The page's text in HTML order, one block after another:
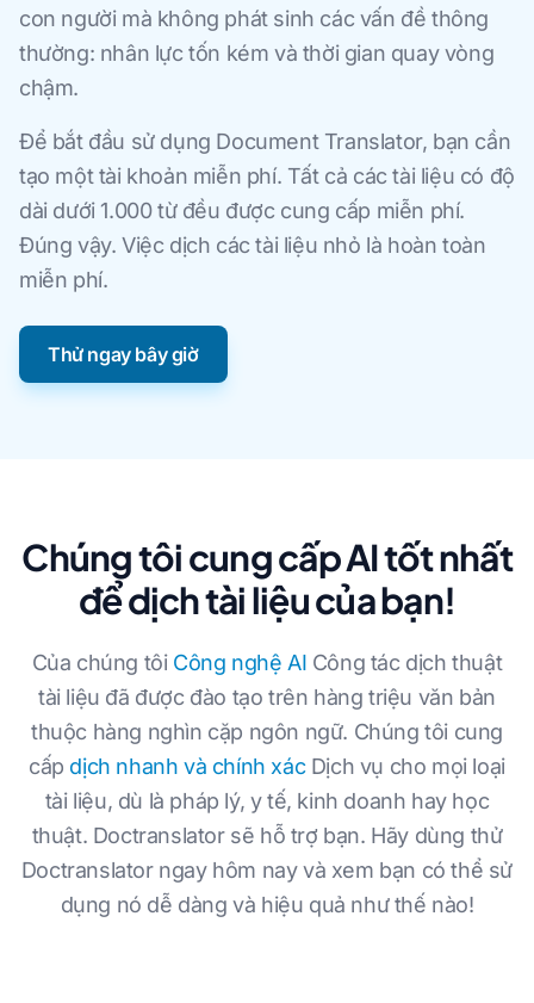
con người mà không phát sinh các vấn đề thông
thường: nhân lực tốn kém và thời gian quay vòng
chậm.
Để bắt đầu sử dụng Document Translator, bạn cần
tạo một tài khoản miễn phí. Tất cả các tài liệu có độ
dài dưới 1.000 từ đều được cung cấp miễn phí.
Đúng vậy. Việc dịch các tài liệu nhỏ là hoàn toàn
miễn phí.
Thử ngay bây giờ
Chúng tôi cung cấp AI tốt nhất
để dịch tài liệu của bạn!
Của chúng tôi Công nghệ AI Công tác dịch thuật
tài liệu đã được đào tạo trên hàng triệu văn bản
thuộc hàng nghìn cặp ngôn ngữ. Chúng tôi cung
cấp dịch nhanh và chính xácDịch vụ cho mọi loại
tài liệu, dù là pháp lý, y tế, kinh doanh hay học
thuật. Doctranslator sẽ hỗ trợ bạn. Hãy dùng thử
Doctranslator ngay hôm nay và xem bạn có thể sử
dụng nó dễ dàng và hiệu quả như thế nào!